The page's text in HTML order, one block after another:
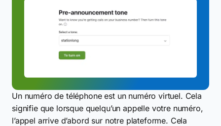
Un numéro de téléphone est un numéro virtuel. Cela
signifie que lorsque quelqu’un appelle votre numéro,
l’appel arrive d’abord sur notre plateforme. Cela